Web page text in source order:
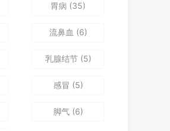
胃病 (35)
流鼻血 (6)
乳腺结节(5)
感冒 (5)
脚气(6)